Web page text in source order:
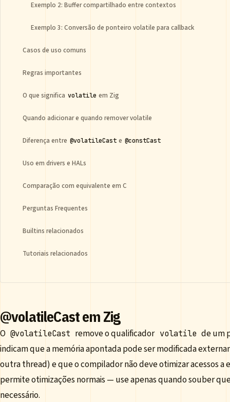
Exemplo 2: Buffer compartilhado entre contextos
Exemplo 3: Conversão de ponteiro volatile para callback
Casos de uso comuns
Regras importantes
O que significa volatile em Zig
Quando adicionar e quando remover volatile
Diferença entre @volatileCast e @constCast
Uso em drivers e HALs
Comparação com equivalente em C
Perguntas Frequentes
Builtins relacionados
Tutoriais relacionados
@volatileCast em Zig
O @volatileCast remove o qualificador volatile de um
indicam que a memória apontada pode ser modificada
outra thread) e que o compilador não deve otimizar acessos a
permite otimizações normais — use apenas quando souber
necessário.